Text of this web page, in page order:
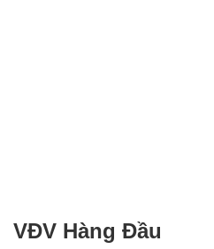
VĐV Hàng Đầu